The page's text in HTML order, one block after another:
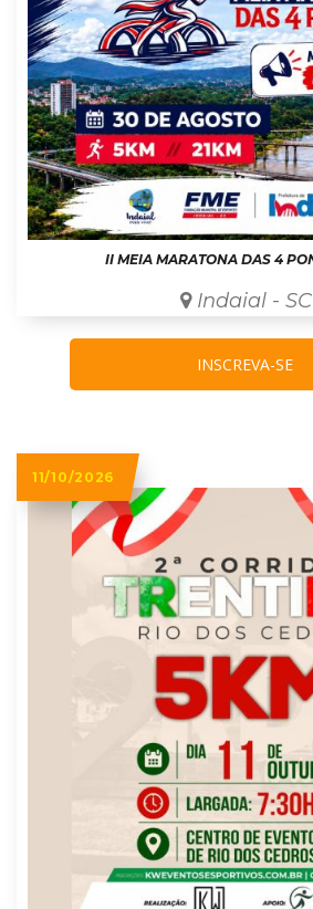
Indaial - SC
INSCREVA-SE
11/10/2026